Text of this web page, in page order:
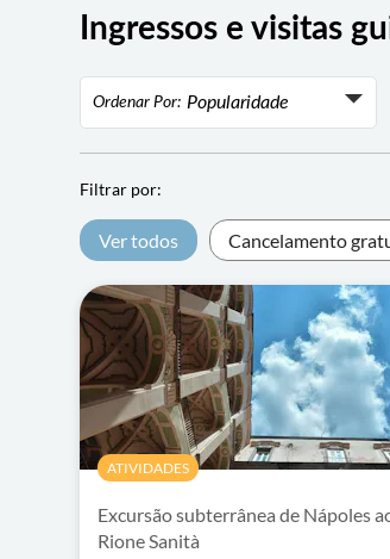
Ingressos e visitas
Ordenar Por: Popularidade
Preço mais baixo
Preço mais alto
Filtrar por:
Ver todos Cancelamento
ATIVIDADES
Excursão subterrânea de Nápoles
Rione Sanità